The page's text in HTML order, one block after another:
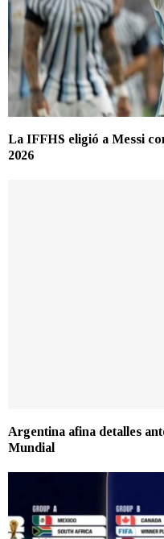
La IFFHS eligió a Messi
2026
Argentina afina detalles
Mundial